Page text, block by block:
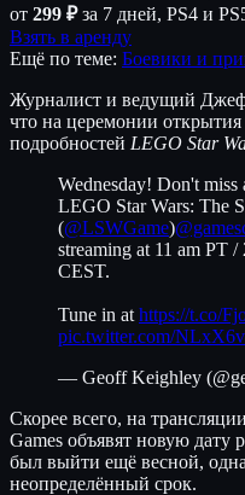
от 299 ₽за 7 дней, PS4 и
Взять в аренду
Ещё по теме: Боевики и
Журналист и ведущий
что на церемонии
подробностей LEGO Star
Wednesday! Don't
LEGO Star Wars: The
(@LSWGame)
streaming at 11 am PT
CEST.
Tune in at https://t.co/
pic.twitter.com/
— Geoff Keighley
Скорее всего, на
Games объявят новую дату
был выйти ещё весной,
неопределённый срок.